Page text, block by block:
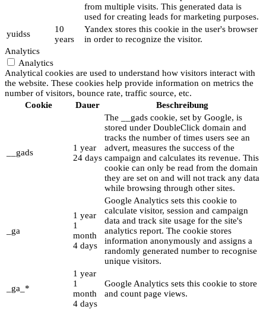
from multiple visits. This generated data is
used for creating leads for marketing purposes.
yuidss
10
years
Yandex stores this cookie in the user's browser
in order to recognize the visitor.
Analytics
Analytics
Analytical cookies are used to understand how visitors interact with
the website. These cookies help provide information on metrics the
number of visitors, bounce rate, traffic source, etc.
Cookie
Dauer Beschreibung
__gads
1 year
24 days
The __gads cookie, set by Google, is
stored under DoubleClick domain and
tracks the number of times users see an
advert, measures the success of the
campaign and calculates its revenue. This
cookie can only be read from the domain
they are set on and will not track any data
while browsing through other sites.
_ga
1 year
1
month
4 days
Google Analytics sets this cookie to
calculate visitor, session and campaign
data and track site usage for the site's
analytics report. The cookie stores
information anonymously and assigns a
randomly generated number to recognise
unique visitors.
_ga_*
1 year
1
month
4 days
Google Analytics sets this cookie to store
and count page views.